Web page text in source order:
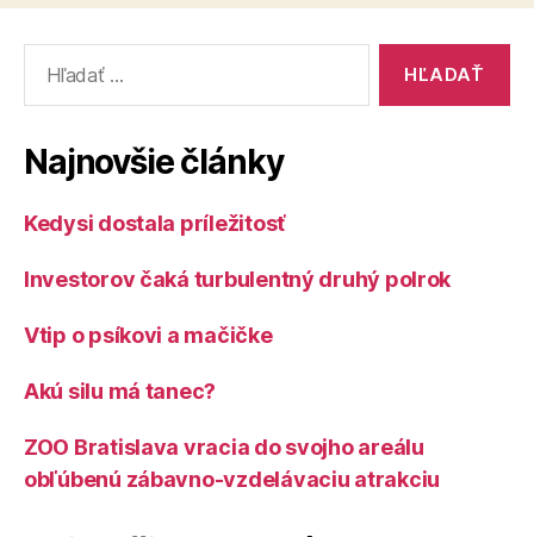
Najnovšie články
Kedysi dostala príležitosť
Investorov čaká turbulentný druhý polrok
Vtip o psíkovi a mačičke
Akú silu má tanec?
ZOO Bratislava vracia do svojho areálu
obľúbenú zábavno-vzdelávaciu atrakciu